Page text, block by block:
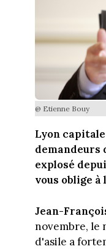
@ Etienne Bouy
Lyon capitale
demandeurs
explosé
vous oblige à
Jean-
novembre, le
d'asile a